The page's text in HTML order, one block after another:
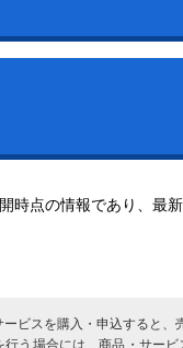
時点の情報であり、最
ビスを購入・申込すると